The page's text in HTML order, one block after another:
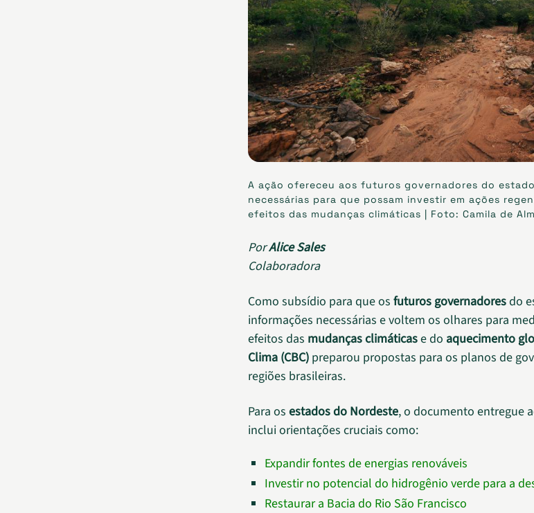
A ação ofereceu aos futuros governadores do
necessárias para que possam investir em ações
efeitos das mudanças climáticas | Foto: Camila de
PorAlice Sales
Colaboradora
Como subsídio para que os futuros governadoresdo
informações necessárias e voltem os olhares para
efeitos das mudanças climáticase do aquecimento
Clima (CBC) preparou propostas para os planos de
regiões brasileiras.
Para os estados do Nordeste, o documento entregue
inclui orientações cruciais como:
Expandir fontes de energias renováveis
Investir no potencial do hidrogênio verde para a
Restaurar a Bacia do Rio São Francisco